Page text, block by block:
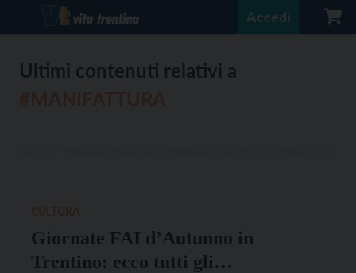
Accedi
Ultimi contenuti relativi a
Giornate FAI d’Autunno in
Trentino: ecco tutti gli